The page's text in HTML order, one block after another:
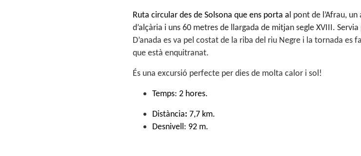
Ruta circular des de Solsona que ens porta al pont de l’Afrau,
d’alçària i uns 60 metres de llargada de mitjan segle XVIII. Servia
D’anada es va pel costat de la riba del riu Negre i la tornada es
que està enquitranat.
És una excursió perfecte per dies de molta calor i sol!
Temps: 2 hores.
Distància: 7,7 km.
Desnivell: 92 m.